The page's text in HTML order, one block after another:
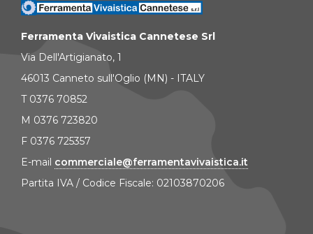
Ferramenta Vivaistica Cannetese Srl
Via Dell'Artigianato, 1
46013 Canneto sull'Oglio (MN) - ITALY
T 0376 70852
M 0376 723820
F 0376 725357
E-mail commerciale@ferramentavivaistica.it
Partita IVA / Codice Fiscale: 02103870206